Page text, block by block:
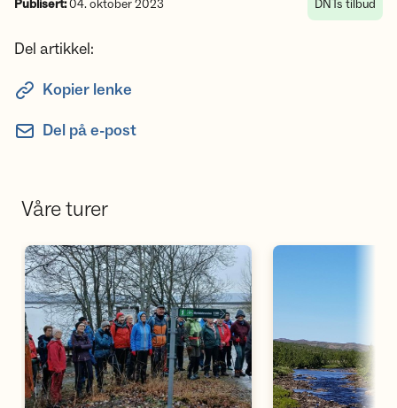
Publisert:04. oktober 2023 DNTs tilbud
Del artikkel:
Kopier lenke
Del på e-post
Våre turer